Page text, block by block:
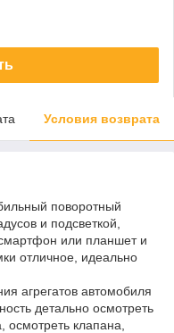
Условия возврата
повоpотный
и подсветкой,
или плaншeт и
отличноe, идеaльно
агрегатов автомобиля
детально осмотреть
осмотреть клапана,